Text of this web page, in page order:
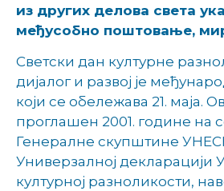
из других делова света
међусобно поштовање,
Светски дан културне
дијалог и развој је
који се обележава 21. маја.
проглашен 2001. године на
Генералне скупштине
Универзалној декларацији
културној разноликости,